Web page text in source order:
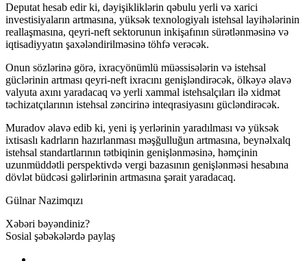
Deputat hesab edir ki, dəyişikliklərin qəbulu yerli və xarici
investisiyaların artmasına, yüksək texnologiyalı istehsal layihələrinin
reallaşmasına, qeyri-neft sektorunun inkişafının sürətlənməsinə və
iqtisadiyyatın şaxələndirilməsinə töhfə verəcək.
Onun sözlərinə görə, ixracyönümlü müəssisələrin və istehsal
güclərinin artması qeyri-neft ixracını genişləndirəcək, ölkəyə əlavə
valyuta axını yaradacaq və yerli xammal istehsalçıları ilə xidmət
təchizatçılarının istehsal zəncirinə inteqrasiyasını gücləndirəcək.
Muradov əlavə edib ki, yeni iş yerlərinin yaradılması və yüksək
ixtisaslı kadrların hazırlanması məşğulluğun artmasına, beynəlxalq
istehsal standartlarının tətbiqinin genişlənməsinə, həmçinin
uzunmüddətli perspektivdə vergi bazasının genişlənməsi hesabına
dövlət büdcəsi gəlirlərinin artmasına şərait yaradacaq.
Gülnar Nazimqızı
Xəbəri bəyəndiniz?
Sosial şəbəkələrdə paylaş